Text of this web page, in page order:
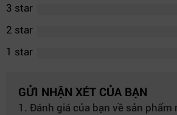
3 star
2 star
1 star
GỬI NHẬN XÉT CỦA BẠN
1. Đánh giá của bạn về sản phẩm